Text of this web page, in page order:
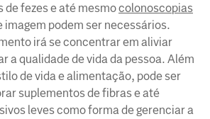
de fezes e até mesmocolonoscopias
imagem podem ser necessários.
irá se concentrar em aliviar
a qualidade de vida da pessoa. Além
de vida e alimentação, pode ser
suplementos de fibras e até
leves como forma de gerenciar a